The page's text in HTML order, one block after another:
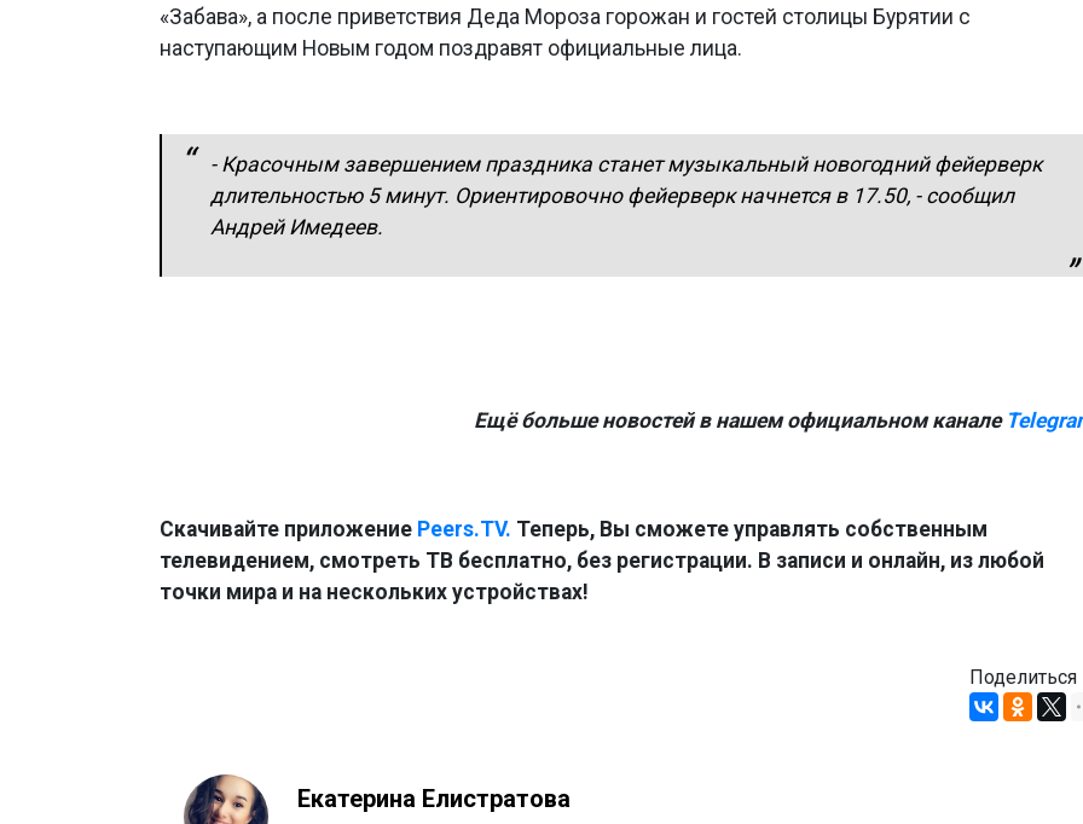
«Забава», а после приветствия Деда Мороза горожан и гостей столицы Бурятии с
наступающим Новым годом поздравят официальные лица.
- Красочным завершением праздника станет музыкальный новогодний фейерверк
длительностью 5 минут. Ориентировочно фейерверк начнется в 17.50, - сообщил
Андрей Имедеев.
Ещё больше новостей в нашем официальном канале
Скачивайте приложение Peers.TV. Теперь, Вы сможете управлять собственным
телевидением, смотреть ТВ бесплатно, без регистрации. В записи и онлайн, из любой
точки мира и на нескольких устройствах!
Поделиться
Екатерина Елистратова